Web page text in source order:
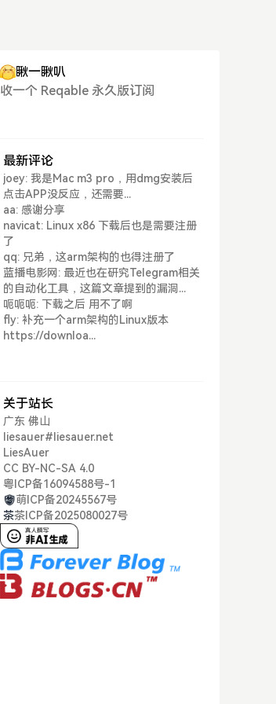
瞅一瞅叭
收一个 Reqable 永久版订阅
最新评论
joey: 我是Mac m3 pro，用dmg安装后
点击APP没反应，还需要...
aa: 感谢分享
navicat: Linux x86 下载后也是需要注册
了
qq: 兄弟，这arm架构的也得注册了
蓝播电影网: 最近也在研究Telegram相关
的自动化工具，这篇文章提到的漏洞...
呃呃呃: 下载之后 用不了啊
fly: 补充一个arm架构的Linux版本
https://downloa...
关于站长
广东 佛山
liesauer#liesauer.net
LiesAuer
CC BY-NC-SA 4.0
粤ICP备16094588号-1
萌ICP备20245567号
茶茶ICP备2025080027号